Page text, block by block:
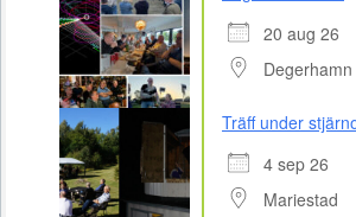
20 aug 26
Degerhamn
Träff under
4 sep 26
Mariestad